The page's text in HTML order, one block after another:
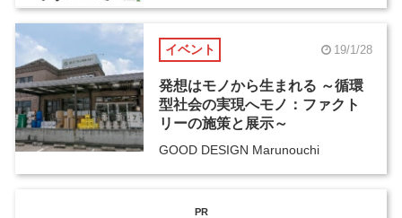
イベント 19/1/28
発想はモノから生まれる ～循環
型社会の実現へモノ：ファクト
リーの施策と展示～
GOOD DESIGN Marunouchi
PR